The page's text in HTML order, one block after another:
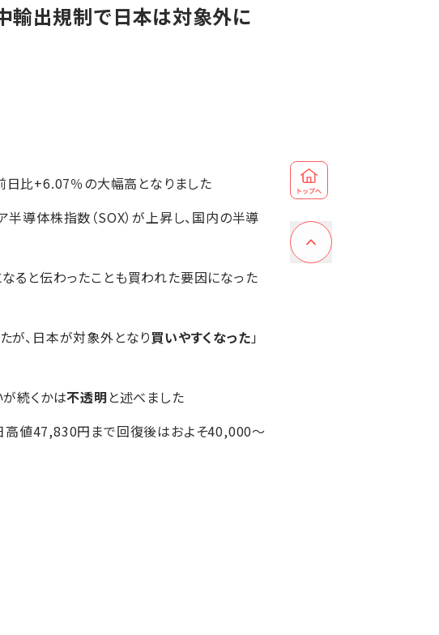
出規制で日本は対象外に
日比+6.07％の大幅高となりました
導体株指数（SOX）が上昇し、国内の半導
なると伝わったことも買われた要因になった
が、日本が対象外となり買いやすくなった 」
続くかは不透明 と述べました
値47,830円まで回復後はおよそ40,000～